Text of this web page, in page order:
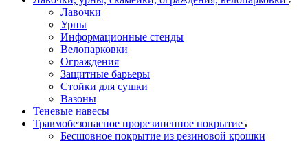
Лавочки
Урны
Информационные стенды
Велопарковки
Ограждения
Защитные барьеры
Стойки для сушки
Вазоны
Теневые навесы
Травмобезопасное прорезиненное покрытие
Бесшовное покрытие из резиновой крошки